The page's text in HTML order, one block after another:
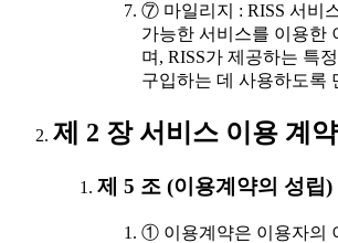
⑦ 마일리지 : RISS 서비
가능한 서비스를 이용한
며, RISS가 제공하는 특
구입하는 데 사용하도록
제 2 장 서비스 이용 계약
제 5 조 (이용계약의 성립)
① 이용계약은 이용자의